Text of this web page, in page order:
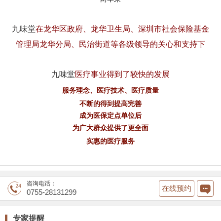
九味堂在龙华区政府、龙华卫生局、深圳市社会保险基金
管理局龙华分局、民治街道等各级领导的关心和支持下
九味堂医疗事业得到了较快的发展
服务理念、医疗技术、医疗质量
不断的得到提高完善
成为医保定点单位后
为广大群众提供了更全面
实惠的医疗服务
咨询电话：
0755-28131299 在线预约
专家提醒